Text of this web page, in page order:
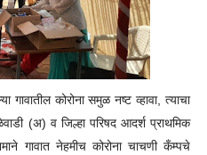
कोरोना समुळ नष्ट व्हावा, त्याचा
(अ) व जिल्हा परिषद आदर्श प्राथमिक
गावात नेहमीच कोरोना चाचणी कँम्पचे